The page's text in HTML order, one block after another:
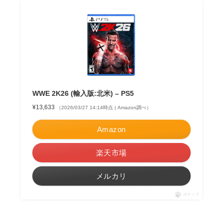
WWE 2K26 (輸入版:北米) – PS5
¥13,633 （2026/03/27 14:14時点 | Amazon調べ）
Amazon
楽天市場
メルカリ
ポチップ